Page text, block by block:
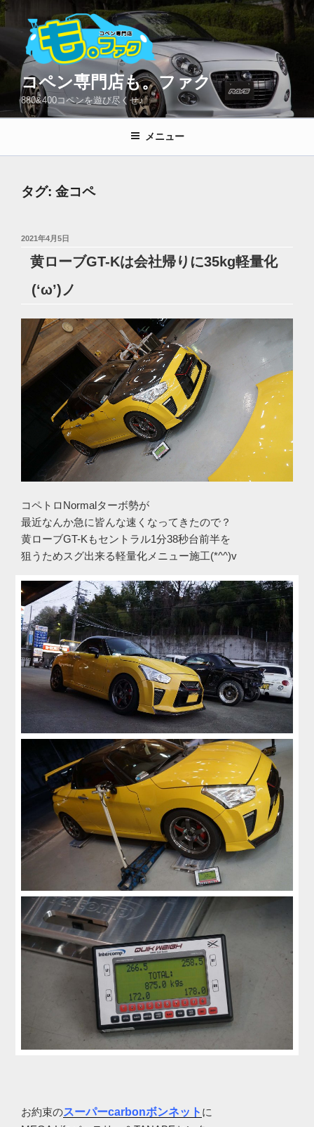
コ
ン
ン
ス
プ
コペン専門店も。ファク
880&400コペンを遊び尽くせ♪
メニュー
タグ: 金コペ
投
2021年4月5日
黄ローブGT-Kは会社帰りに35kg軽量化
(‘ω’)ノ
コペトロNormalターボ勢が
最近なんか急に皆んな速くなってきたので？
黄ローブGT-Kもセントラル1分38秒台前半を
狙うためスグ出来る軽量化メニュー施工(*^^)v
お約束のスーパーcarbonボンネット に